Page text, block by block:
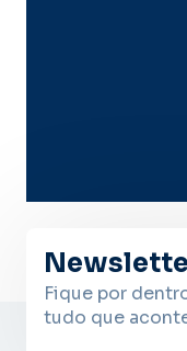
Fique por
tudo que